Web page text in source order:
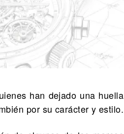
han dejado una huella
por su carácter y estilo.